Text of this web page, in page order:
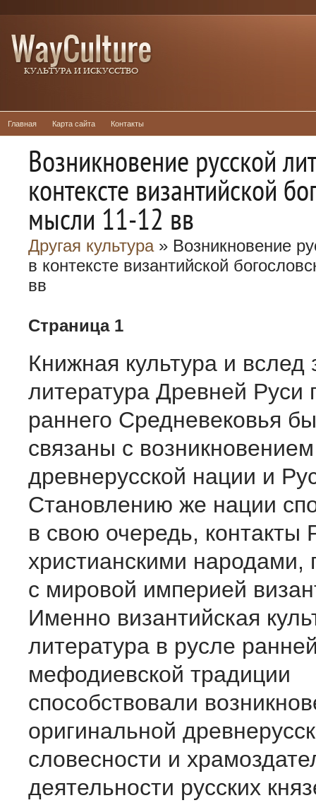
Главная Карта сайта Контакты
Возникновение русской
контексте византийской
мысли 11-12 вв
Другая культура» Возникновение
в контексте византийской
вв
Страница 1
Книжная культура и вслед
литература Древней Руси
раннего Средневековья
связаны с
древнерусской нации и
Становлению же нации
в свою очередь, контакты
христианскими народами,
с мировой империей
Именно византийская
литература в русле
мефодиевской традиции
способствовали
оригинальной
словесности и
деятельности русских